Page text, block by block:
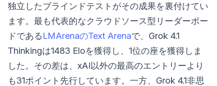
独立したブラインドテストがその成果を裏付けてい
ます。最も代表的なクラウドソース型リーダーボー
ドであるLMArenaのText Arenaで、Grok 4.1
Thinkingは1483 Eloを獲得し、1位の座を獲得しま
した。その差は、xAI以外の最高のエントリーより
も31ポイント先行しています。一方、Grok 4.1非思